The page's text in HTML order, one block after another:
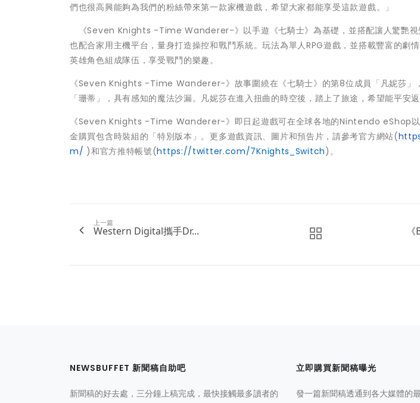
們也很高興能夠為我們的粉絲帶來第一款家機遊戲，希望大家都能享受這款遊戲。」
《Seven Knights -Time Wanderer-》以手遊《七騎士》為基礎，並搭配讓人驚艷視
也配合家用主機平台，量身打造操控和戰鬥系統。玩法為單人RPG遊戲，並搭載豐富的劇
英雄角色組成隊伍，享受戰鬥的樂趣。
《Seven Knights -Time Wanderer-》故事圍繞在《七騎士》的第8位成員「凡妮莎」
「珊蒂」，具有感知的魔法沙漏。凡妮莎在進入扭曲的時空後，踏上了旅途，希望能平安返
《Seven Knights -Time Wanderer-》即日起遊戲可在全球各地的Nintendo eShop
金購買包含時裝組的「特別版本」。更多遊戲資訊、圖片和預告片，請參考官方網站(
m/ )和官方推特帳號(https://twitter.com/7Knights_Switch)。
上一篇
Western Digital攜手Dr...
NEWSBUFFET 新聞稿自助吧
新聞稿的好去處，三分鐘上稿完成，最快接觸最多讀者的
立即購買新聞稿曝光
發一篇新聞稿透通到各大媒體的